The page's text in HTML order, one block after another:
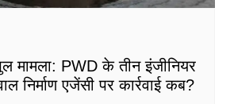
मामला: PWD के तीन इंजीनियर
निर्माण एजेंसी पर कार्रवाई कब?